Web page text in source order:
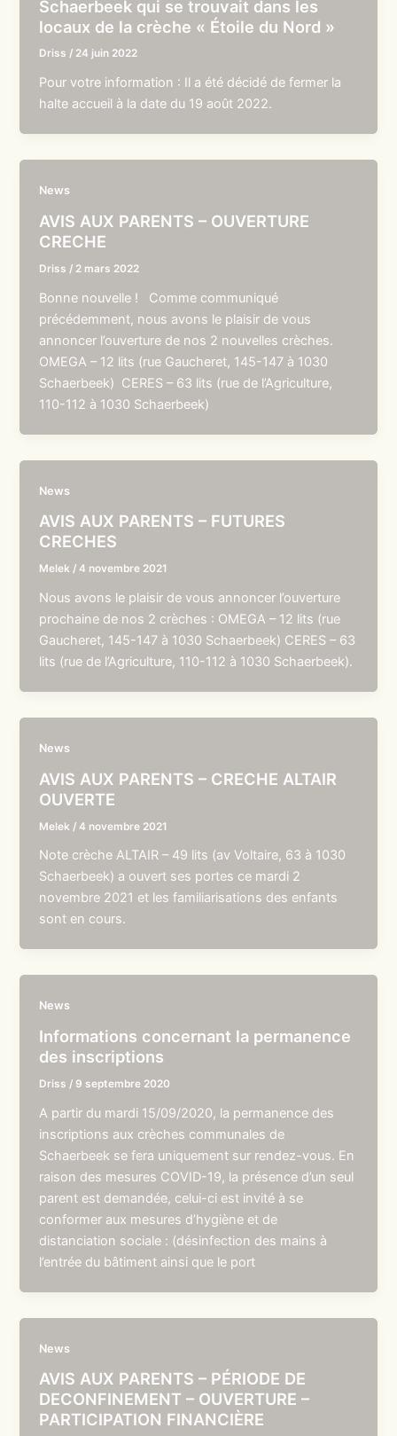
Schaerbeek qui se trouvait dans les
locaux de la crèche « Étoile du Nord »
Driss / 24 juin 2022
Pour votre information : Il a été décidé de fermer la
halte accueil à la date du 19 août 2022.
News
AVIS AUX PARENTS – OUVERTURE
CRECHE
Driss / 2 mars 2022
Bonne nouvelle ! Comme communiqué
précédemment, nous avons le plaisir de vous
annoncer l’ouverture de nos 2 nouvelles crèches.
OMEGA – 12 lits (rue Gaucheret, 145-147 à 1030
Schaerbeek) CERES – 63 lits (rue de l’Agriculture,
110-112 à 1030 Schaerbeek)
News
AVIS AUX PARENTS – FUTURES
CRECHES
Melek /4 novembre 2021
Nous avons le plaisir de vous annoncer l’ouverture
prochaine de nos 2 crèches : OMEGA – 12 lits (rue
Gaucheret, 145-147 à 1030 Schaerbeek) CERES – 63
lits (rue de l’Agriculture, 110-112 à 1030 Schaerbeek).
News
AVIS AUX PARENTS – CRECHE ALTAIR
OUVERTE
Melek /4 novembre 2021
Note crèche ALTAIR – 49 lits (av Voltaire, 63 à 1030
Schaerbeek) a ouvert ses portes ce mardi 2
novembre 2021 et les familiarisations des enfants
sont en cours.
News
Informations concernant la permanence
des inscriptions
Driss / 9 septembre 2020
A partir du mardi 15/09/2020, la permanence des
inscriptions aux crèches communales de
Schaerbeek se fera uniquement sur rendez-vous. En
raison des mesures COVID-19, la présence d’un seul
parent est demandée, celui-ci est invité à se
conformer aux mesures d’hygiène et de
distanciation sociale : (désinfection des mains à
l’entrée du bâtiment ainsi que le port
News
AVIS AUX PARENTS – PÉRIODE DE
DECONFINEMENT – OUVERTURE –
PARTICIPATION FINANCIÈRE